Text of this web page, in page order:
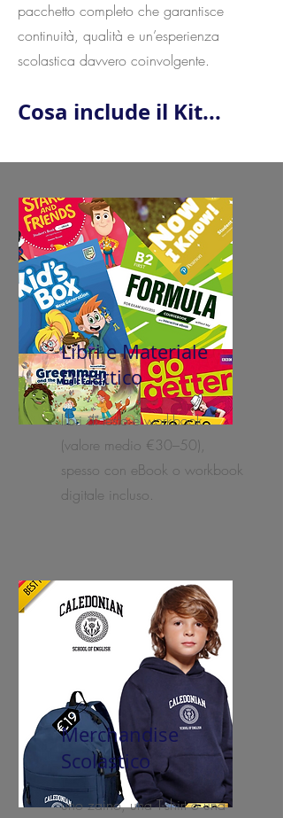
pacchetto completo che garantisce
continuità, qualità e un’esperienza
scolastica davvero coinvolgente.
Cosa include il Kit...
Libri e Materiale
Didattico
libri di testo e workbook
(valore medio €30–50),
spesso con eBook o workbook
digitale incluso.
Merchandise
Scolastico
uno zaino, una T-shirt o una